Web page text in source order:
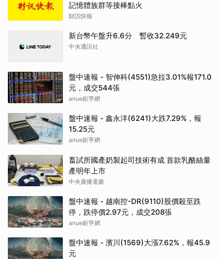
記憶體族群等接棒點火
財訊快報
新台幣午盤升6.6分 暫收32.249元
中央通訊社
盤中速報 - 智伸科(4551)急拉3.01%報171.0
元，成交544張
anue鉅亨網
盤中速報 - 鑫永洋(6241)大跌7.29%，報
15.25元
anue鉅亨網
畜試所國產奶製起司技術有成 首款乳酪絲量
產明年上市
中央廣播電臺
盤中速報 - 越南控-DR(9110)股價殺至跌
停，跌停價2.97元，成交208張
anue鉅亨網
盤中速報 - 濱川(1569)大漲7.62%，報45.9
元